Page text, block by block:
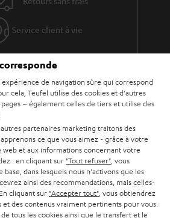
Service client à vie
e-commerce et de la vente à distance (Fevad) et à sa charte
du réseau européen Ecommerce Europe Trustmark.
de navigation sûre qui correspond
cela, Teufel utilise des cookies et d'autres
– également celles de tiers et utilise des
partenaires marketing traitons des
ce que vous aimez - grâce à votre
et aux informations concernant votre
: en cliquant sur "Tout refuser" , vous
dans lesquels nous n'activons que les
ainsi des recommandations, mais celles-
cliquant sur "Accepter tout" , vous obtiendrez
des contenus vraiment pertinents pour vous.
tous les cookies ainsi que le transfert et le